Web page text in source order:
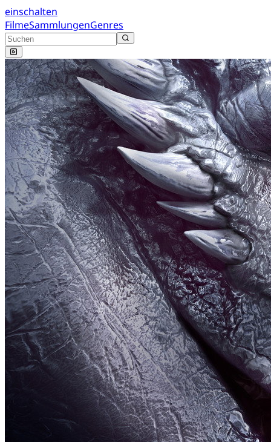
einschalten
FilmeSammlungenGenres